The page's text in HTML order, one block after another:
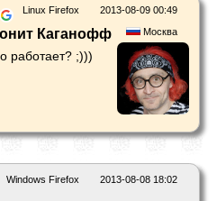
2013-08-09 00:49
Linux Firefox
Москва
Каганофф
работает? ;)))
2013-08-08 18:02
Windows Firefox